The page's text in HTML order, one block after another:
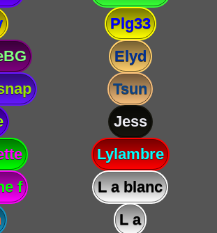
Plg33
Elyd
Tsun
Jess
Lylambre
f
L a blanc
L a